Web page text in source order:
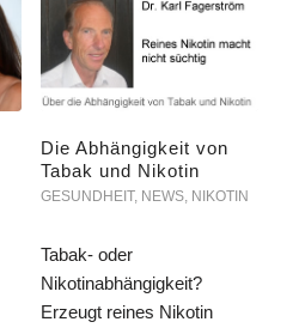
Die Abhängigkeit von
Tabak und Nikotin
GESUNDHEIT, NEWS, NIKOTIN
Tabak- oder
Nikotinabhängigkeit?
Erzeugt reines Nikotin